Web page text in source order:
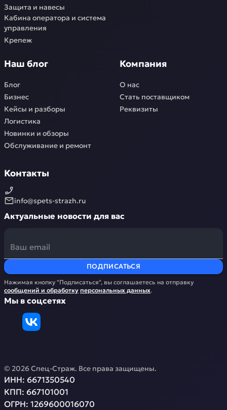
Защита и навесы
Кабина оператора и система
управления
Крепеж
Наш блог
Блог
Бизнес
Кейсы и разборы
Логистика
Новинки и обзоры
Обслуживание и ремонт
Компания
О нас
Стать поставщиком
Реквизиты
Контакты
info@spets-strazh.ru
Актуальные новости для вас
ПОДПИСАТЬСЯ
Нажимая кнопку "Подписаться", вы соглашаетесь на отправку
сообщений и обработку персональных данных.
Мы в соцсетях
© 2026Спец-Страж. Все права защищены.
ИНН: 6671350540
КПП: 667101001
ОГРН: 1269600016070